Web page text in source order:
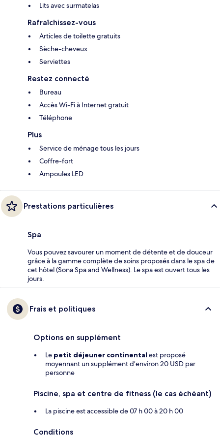
Lits avec surmatelas
Rafraîchissez-vous
Articles de toilette gratuits
Sèche-cheveux
Serviettes
Restez connecté
Bureau
Accès Wi-Fi à Internet gratuit
Téléphone
Plus
Service de ménage tous les jours
Coffre-fort
Ampoules LED
Prestations particulières
Spa
Vous pouvez savourer un moment de détente et de douceur
grâce à la gamme complète de soins proposés dans le spa de
cet hôtel (Sona Spa and Wellness). Le spa est ouvert tous les
jours.
Frais et politiques
Options en supplément
Le petit déjeuner continental est proposé
moyennant un supplément d’environ 20 USD par
personne
Piscine, spa et centre de fitness (le cas échéant)
La piscine est accessible de 07 h 00 à 20 h 00
Conditions